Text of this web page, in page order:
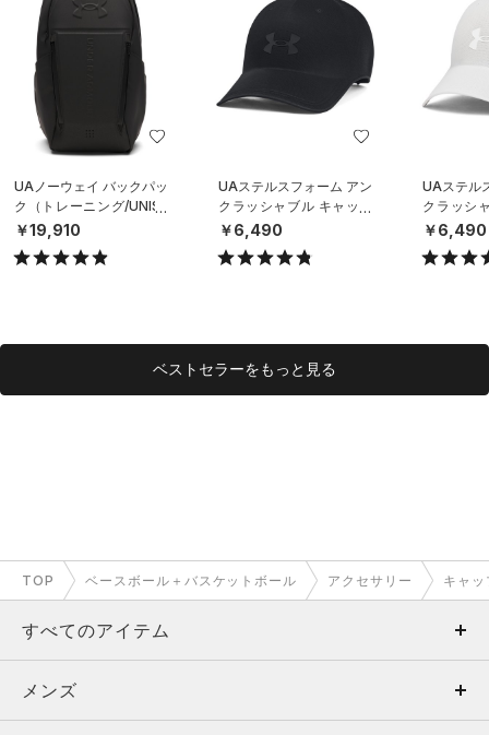
UAノーウェイ バックパッ
ク（トレーニング/UNISE
X）
￥19,910
UAステルスフォーム アン
クラッシャブル キャップ
（ライフスタイル/UNISE
￥6,490
UAステル
クラッシ
（ライフ
￥6,490
ベストセラーをもっと見る
TOP ベースボール＋バスケットボール アクセサリー キャ
すべてのアイテム
メンズ
メンズ